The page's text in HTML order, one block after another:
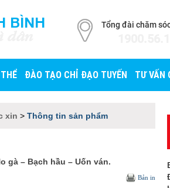
BÌNH Tổng đài chăm
ĐÀO TẠO CHỈ ĐẠO TUYẾN TƯ VẤN
xin > Thông tin sản phẩm
gà – Bạch hầu – Uốn ván.
Bản in